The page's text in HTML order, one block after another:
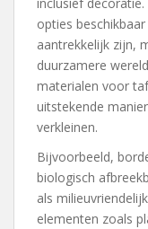
opties
aantrekkelijk zijn,
duurzamere
materialen voor
uitstekende
verkleinen.
Bijvoorbeeld,
biologisch
als
elementen zoals